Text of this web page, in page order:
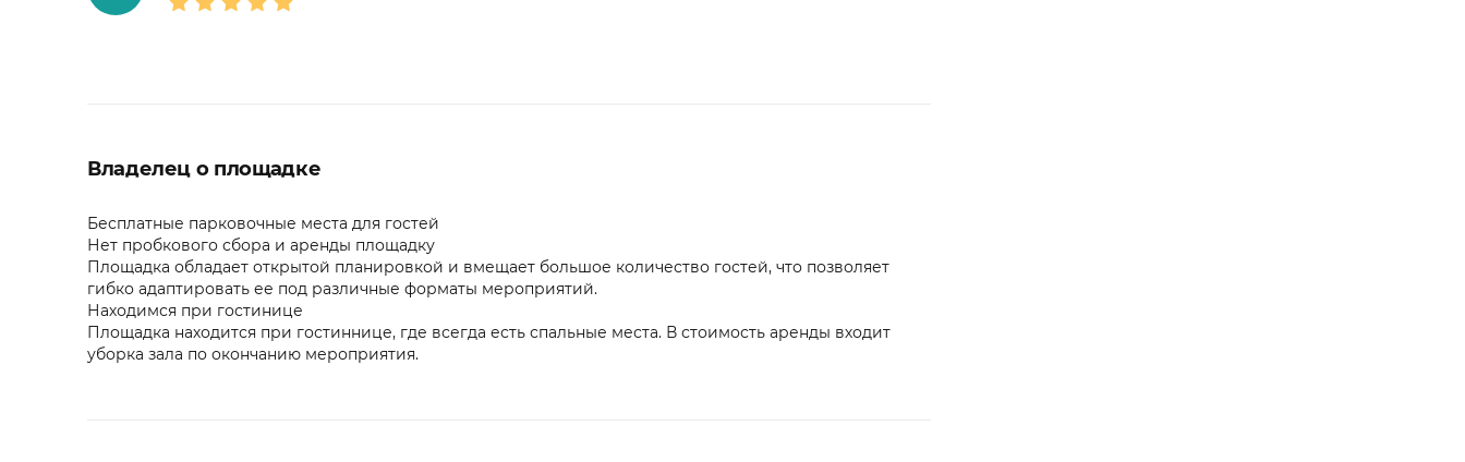
Владелец о площадке
Бесплатные парковочные места для гостей
Нет пробкового сбора и аренды площадку
Площадка обладает открытой планировкой и вмещает большое количество гостей, что позволяет
гибко адаптировать ее под различные форматы мероприятий.
Находимся при гостинице
Площадка находится при гостиннице, где всегда есть спальные места. В стоимость аренды входит
уборка зала по окончанию мероприятия.